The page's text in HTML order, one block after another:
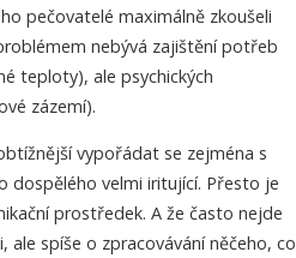
pečovatelé maximálně zkoušeli
nebývá zajištění potřeb
teploty), ale psychických
zázemí).
vypořádat se zejména s
dospělého velmi iritující. Přesto je
prostředek. A že často nejde
spíše o zpracovávání něčeho, co